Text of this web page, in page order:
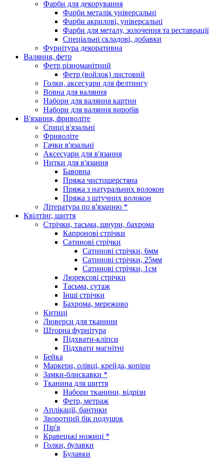
Фарби для декорування
Фарби металік універсальні
Фарби акрилові, універсальні
Фарби для металу, золочення та реставрації
Спеціальні складові, добавки
Фурнітура декоративна
Валяння, фетр
Фетр різноманітний
Фетр (войлок) листовий
Голки, аксесуари для фелтингу
Вовна для валяння
Набори для валяння картин
Набори для валяння виробів
В'язання, фриволіте
Спиці в'язальні
Фриволіте
Гачки в'язальні
Аксесуари для в'язання
Нитки для в'язання
Бавовна
Пряжа чистошерстяна
Пряжа з натуральних волокон
Пряжа з штучних волокон
Література по в'язанню *
Квілтінг, шиття
Стрічки, тасьма, шнури, бахрома
Капронові стрічки
Сатинові стрічки
Сатинові стрічки, 6мм
Сатинові стрічки, 25мм
Сатинові стрічки, 1см
Люрексові стрічки
Тасьма, сутаж
Інші стрічки
Бахрома, мереживо
Китиці
Люверси для тканини
Шторна фурнітура
Підхвати-кліпси
Підхвати магнітні
Бейка
Маркери, олівці, крейда, копіри
Замки-блискавки *
Тканина для шиття
Набори тканини, відрізи
Фетр, метраж
Аплікації, бантики
Зворотний бік подушок
Пір'я
Кравецькі ножиці *
Голки, булавки
Булавки